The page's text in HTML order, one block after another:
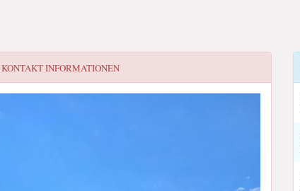
KONTAKT INFORMATIONEN